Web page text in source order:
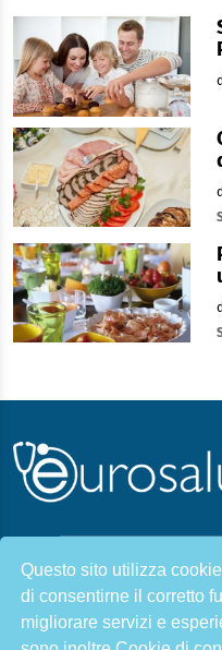
Questo sito utilizza
di consentirne il corretto
migliorare servizi e
Malattie & Sintomi A - Z
Chi siamo